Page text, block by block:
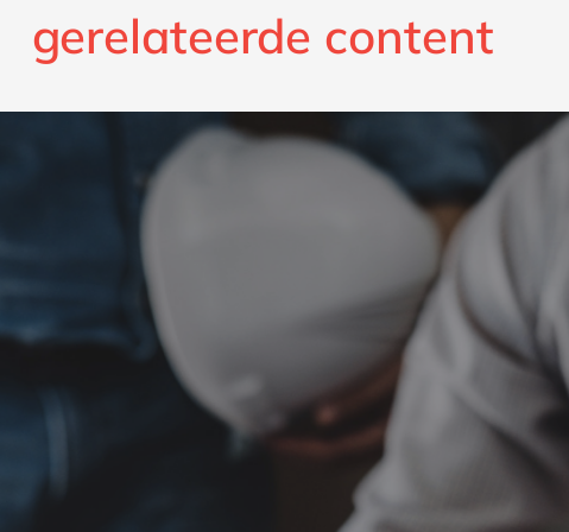
gerelateerde content